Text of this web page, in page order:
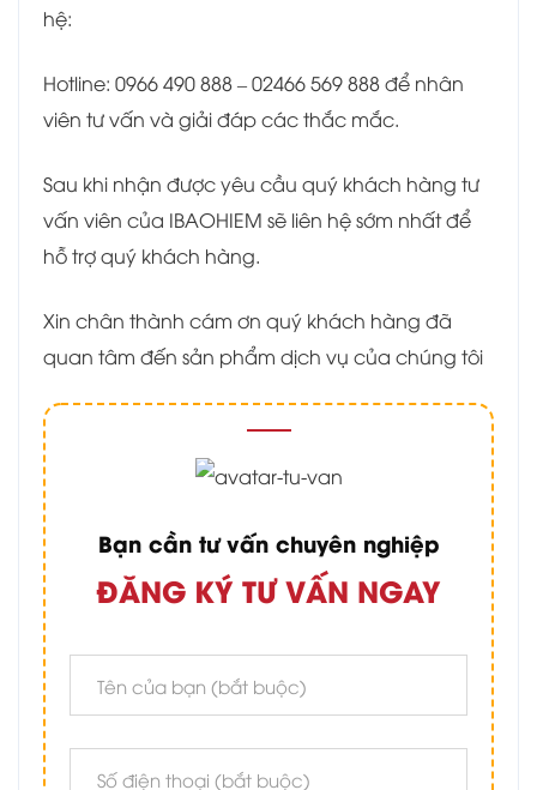
hệ:
Hotline: 0966 490 888 – 02466 569 888 để nhân
viên tư vấn và giải đáp các thắc mắc.
Sau khi nhận được yêu cầu quý khách hàng tư
vấn viên của IBAOHIEM sẽ liên hệ sớm nhất để
hỗ trợ quý khách hàng.
Xin chân thành cám ơn quý khách hàng đã
quan tâm đến sản phẩm dịch vụ của chúng tôi
Bạn cần tư vấn chuyên nghiệp
ĐĂNG KÝ TƯ VẤN NGAY